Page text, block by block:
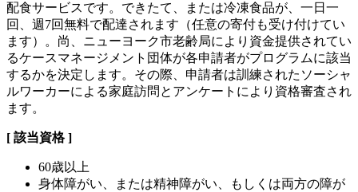
配食サービスです。できたて、または冷凍食品が、一日一
回、週7回無料で配達されます（任意の寄付も受け付けてい
ます）。尚、ニューヨーク市老齢局により資金提供されてい
るケースマネージメント団体が各申請者がプログラムに該当
するかを決定します。その際、申請者は訓練されたソーシャ
ルワーカーによる家庭訪問とアンケートにより資格審査され
ます。
[ 該当資格 ]
60歳以上
身体障がい、または精神障がい、もしくは両方の障が